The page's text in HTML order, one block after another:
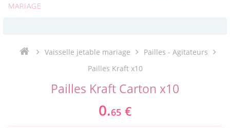
MARIAGE
Payez votre commande en 4X sans frais
Vaisselle jetable mariage
Pailles - Agitateurs
Pailles Kraft x10
Pailles Kraft Carton x10
0.65 €